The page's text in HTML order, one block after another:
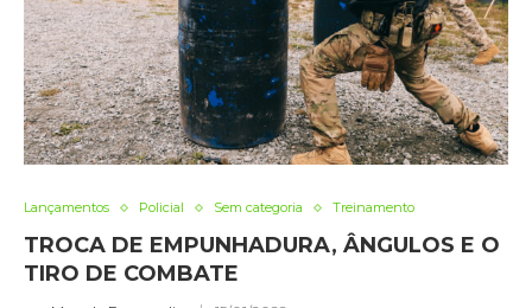
Lançamentos Policial Sem categoria Treinamento
TROCA DE EMPUNHADURA, ÂNGULOS E O
TIRO DE COMBATE